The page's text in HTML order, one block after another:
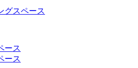
グスペース
ース
ース